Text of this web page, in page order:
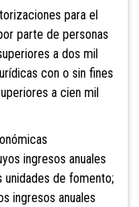
para el
parte de personas
a dos mil
con o sin fines
a cien mil
ingresos anuales
unidades de fomento;
ingresos anuales